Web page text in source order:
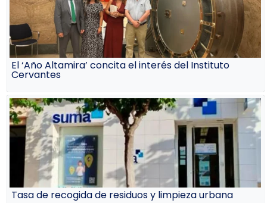
El ‘Año Altamira’ concita el interés del Instituto
Cervantes
Tasa de recogida de residuos y limpieza urbana